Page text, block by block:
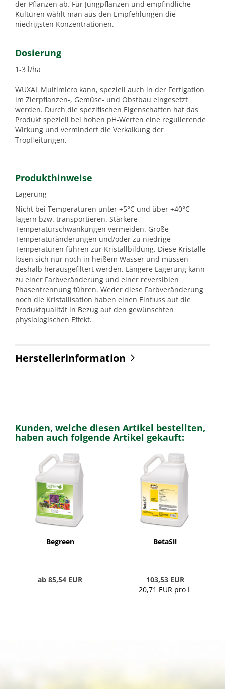
der Pflanzen ab. Für Jungpflanzen und empfindliche
Kulturen wählt man aus den Empfehlungen die
niedrigsten Konzentrationen.
Dosierung
1-3 l/ha
WUXAL Multimicro kann, speziell auch in der Fertigation
im Zierpflanzen-, Gemüse- und Obstbau eingesetzt
werden. Durch die spezifischen Eigenschaften hat das
Produkt speziell bei hohen pH-Werten eine regulierende
Wirkung und vermindert die Verkalkung der
Tropfleitungen.
Produkthinweise
Lagerung
Nicht bei Temperaturen unter +5°C und über +40°C
lagern bzw. transportieren. Stärkere
Temperaturschwankungen vermeiden. Große
Temperaturänderungen und/oder zu niedrige
Temperaturen führen zur Kristallbildung. Diese Kristalle
lösen sich nur noch in heißem Wasser und müssen
deshalb herausgefiltert werden. Längere Lagerung kann
zu einer Farbveränderung und einer reversiblen
Phasentrennung führen. Weder diese Farbveränderung
noch die Kristallisation haben einen Einfluss auf die
Produktqualität in Bezug auf den gewünschten
physiologischen Effekt.
Herstellerinformation
Kunden, welche diesen Artikel bestellten,
haben auch folgende Artikel gekauft:
Begreen
ab 85,54 EUR
BetaSil
103,53 EUR
20,71 EUR pro L